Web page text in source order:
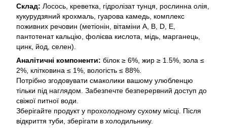
Склад: Лосось, креветка, гідролізат тунця, рослинна олія,
кукурудзяний крохмаль, гуарова камедь, комплекс
поживних речовин (метіонін, вітаміни A, B, D, E,
пантотенат кальцію, фолієва кислота, мідь, марганець,
цинк, йод, селен).
Аналітичні компоненти: білок ≥ 6%, жир ≥ 1.5%, зола ≤
2%, клітковина ≤ 1%, вологість ≤ 88%.
Потрібно згодовувати смаколики вашому улюбленцю
тільки під наглядом. Забезпечте безперервний доступ до
свіжої питної води.
Зберігайте продукт у прохолодному сухому місці. Після
відкриття туби, зберігати в холодильнику.